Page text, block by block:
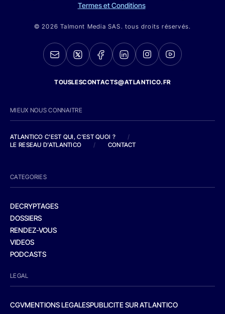
Termes et Conditions
© 2026 Talmont Media SAS. tous droits réservés.
TOUSLESCONTACTS@ATLANTICO.FR
MIEUX NOUS CONNAITRE
ATLANTICO C'EST QUI, C'EST QUOI ?
/
LE RESEAU D'ATLANTICO
/ CONTACT
CATEGORIES
DECRYPTAGES
DOSSIERS
RENDEZ-VOUS
VIDEOS
PODCASTS
LEGAL
CGVMENTIONS LEGALESPUBLICITE SUR ATLANTICO